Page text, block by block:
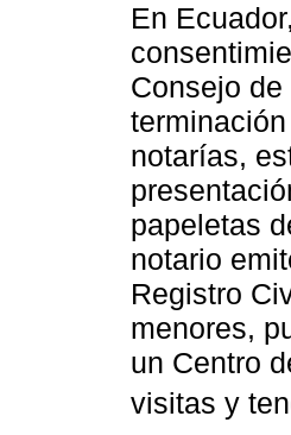
En
Consejo
notarías,
papeletas
notario
Registro
menores,
un Centro
visitas y